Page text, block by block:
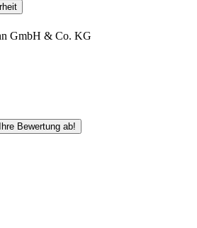
GmbH & Co. KG
Bewertung ab!